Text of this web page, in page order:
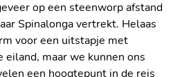
op een steenworp afstand
Spinalonga vertrekt. Helaas
voor een uitstapje met
maar we kunnen ons
een hoogtepunt in de reis